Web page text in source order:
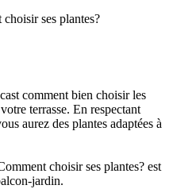
ses plantes?
comment bien choisir les
terrasse. En respectant
aurez des plantes adaptées à
choisir ses plantes? est
jardin.